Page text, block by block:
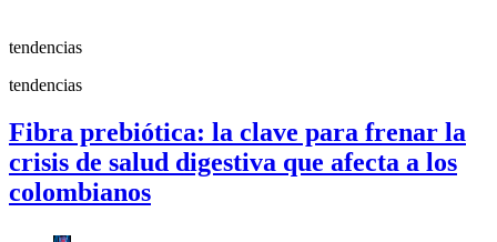
tendencias
tendencias
Fibra prebiótica: la clave para frenar la
crisis de salud digestiva que afecta a los
colombianos